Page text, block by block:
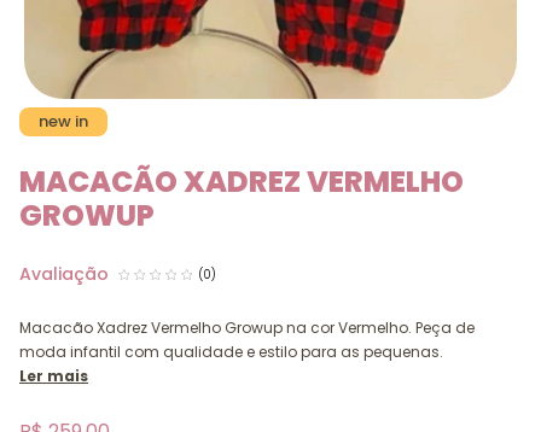
new in
MACACÃO XADREZ VERMELHO
GROWUP
(0)
Macacão Xadrez Vermelho Growup na cor Vermelho. Peça de
moda infantil com qualidade e estilo para as pequenas.
Ler mais